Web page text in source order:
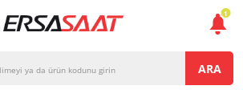
ARA
1